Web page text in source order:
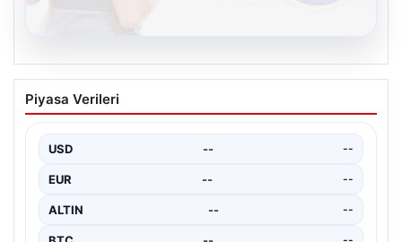
Kelebek.Org İle Sanal İletişimin Seviyeli
Adresi Ve Sohbet Deneyimi
oluşturması büyük bir hassasiyet ifade etmektedir.
Halen…
Piyasa Verileri
USD -- --
EUR -- --
ALTIN -- --